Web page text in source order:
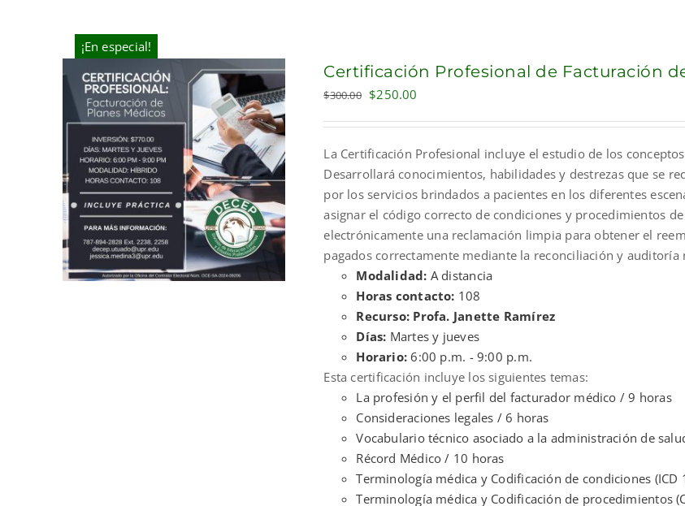
¡En especial!
Certificación Profesional de Facturación
$300.00 Original
$300.00.
$250.00
$250.00.
La Certificación Profesional incluye el estudio de los
Desarrollará conocimientos, habilidades y destrezas que se
por los servicios brindados a pacientes en los diferentes
asignar el código correcto de condiciones y procedimientos
electrónicamente una reclamación limpia para obtener el
pagados correctamente mediante la reconciliación y auditoría
Modalidad: A distancia
Horas contacto: 108
Recurso: Profa. Janette Ramírez
Días: Martes y jueves
Horario:6:00 p.m. - 9:00 p.m.
Esta certificación incluye los siguientes temas:
La profesión y el perfil del facturador médico / 9 horas
Consideraciones legales / 6 horas
Vocabulario técnico asociado a la administración de
Récord Médico / 10 horas
Terminología médica y Codificación de condiciones (ICD
Terminología médica y Codificación de procedimientos